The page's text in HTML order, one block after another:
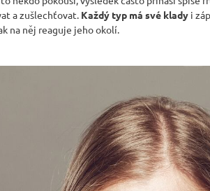
a zušlechťovat. Každý typ má své klady i
na něj reaguje jeho okolí.
ŽIDLE MEXICANA SIL25
403 Kč
2 670 Kč